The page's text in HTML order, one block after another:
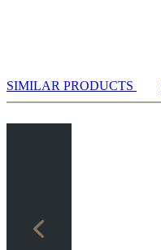
SIMILAR PRODUCTS